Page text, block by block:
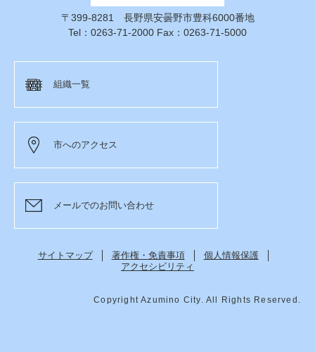
〒399-8281 長野県安曇野市豊科6000番地
Tel：0263-71-2000 Fax：0263-71-5000
組織一覧
市へのアクセス
メールでのお問い合わせ
サイトマップ 著作権・免責事項
個人情報保護
アクセシビリティ
Copyright Azumino City. All Rights Reserved.